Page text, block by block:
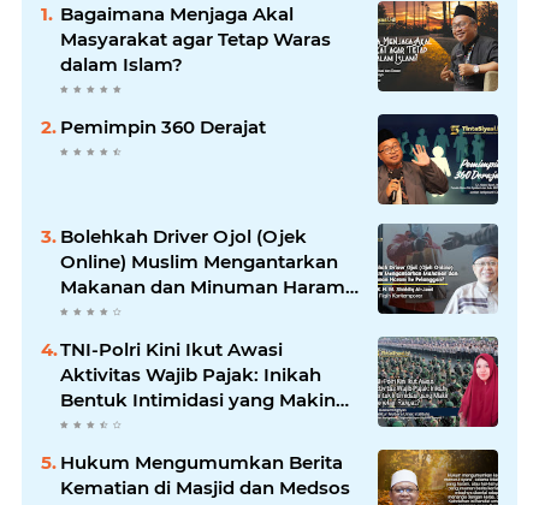
Bagaimana Menjaga Akal
Masyarakat agar Tetap Waras
dalam Islam?
Pemimpin 360 Derajat
Bolehkah Driver Ojol (Ojek
Online) Muslim Mengantarkan
Makanan dan Minuman Haram
ke Pelanggan?
TNI-Polri Kini Ikut Awasi
Aktivitas Wajib Pajak: Inikah
Bentuk Intimidasi yang Makin
Menekan Rakyat?
Hukum Mengumumkan Berita
Kematian di Masjid dan Medsos